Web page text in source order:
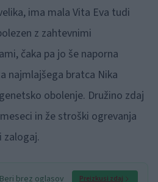
ima mala Vita Eva tudi
z zahtevnimi
čaka pa jo še naporna
najmlajšega bratca Nika
obolenje. Družino zdaj
in že stroški ogrevanja
zalogaj.
Beri brez oglasov Preizkusi zdaj